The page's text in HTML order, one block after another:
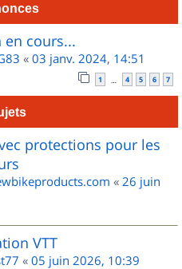
cours...
« 03 janv. 2024, 14:51
1 … 4 5 6 7
protections pour les
« 26 juin
VTT
« 05 juin 2026, 10:39